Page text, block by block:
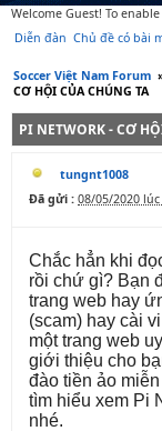
Welcome Guest! To
Diễn đàn Chủ đề có bài
Soccer Việt Nam Forum
CƠ HỘI CỦA CHÚNG TA
PI NETWORK - CƠ
tungnt1008
Đã gửi : 08/05/2020 lúc
Chắc hẳn khi
rồi chứ gì? Bạn
trang web hay
(scam) hay cài
một trang web
giới thiệu cho
đào tiền ảo
tìm hiểu xem Pi
nhé.